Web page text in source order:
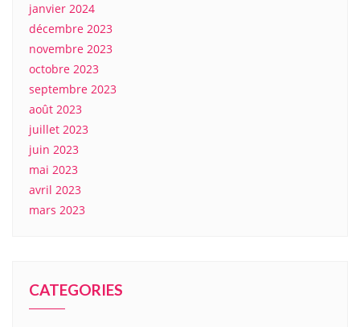
janvier 2024
décembre 2023
novembre 2023
octobre 2023
septembre 2023
août 2023
juillet 2023
juin 2023
mai 2023
avril 2023
mars 2023
CATEGORIES